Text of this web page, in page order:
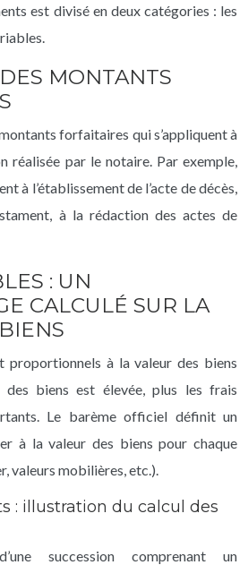
est divisé en deux catégories : les
MONTANTS
forfaitaires qui s’appliquent à
réalisée par le notaire. Par exemple,
à l’établissement de l’acte de décès,
à la rédaction des actes de
: UN
CALCULÉ SUR LA
proportionnels à la valeur des biens
des biens est élevée, plus les frais
Le barème officiel définit un
à la valeur des biens pour chaque
valeurs mobilières, etc.).
: illustration du calcul des
succession comprenant un